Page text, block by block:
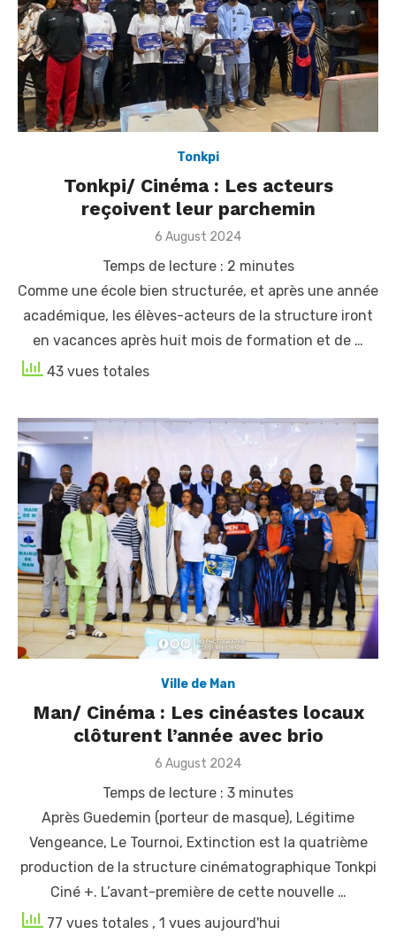
Tonkpi
Tonkpi/ Cinéma : Les acteurs
reçoivent leur parchemin
Posted
6 August 2024
Temps de lecture : 2 minutes
Comme une école bien structurée, et après une année
académique, les élèves-acteurs de la structure iront
en vacances après huit mois de formation et de …
43 vues totales
Ville de Man
Man/ Cinéma : Les cinéastes locaux
clôturent l’année avec brio
Posted
6 August 2024
Temps de lecture : 3 minutes
Après Guedemin (porteur de masque), Légitime
Vengeance, Le Tournoi, Extinction est la quatrième
production de la structure cinématographique Tonkpi
Ciné +. L’avant-première de cette nouvelle …
77 vues totales , 1 vues aujourd'hui